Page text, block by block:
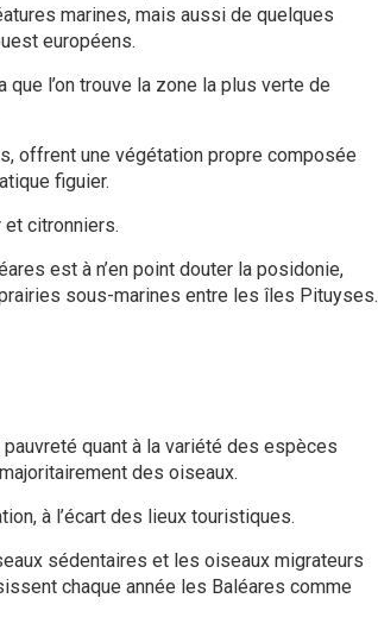
marines, mais aussi de quelques
européens.
que l’on trouve la zone la plus verte de
offrent une végétation propre composée
figuier.
citronniers.
est à n’en point douter la posidonie,
sous-marines entre les îles Pituyses.
quant à la variété des espèces
des oiseaux.
à l’écart des lieux touristiques.
sédentaires et les oiseaux migrateurs
chaque année les Baléares comme